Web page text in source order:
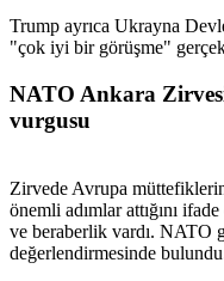
Trump ayrıca Ukrayna
"çok iyi bir görüşme"
NATO Ankara
vurgusu
Zirvede Avrupa
önemli adımlar attığını
ve beraberlik vardı. NATO
değerlendirmesinde